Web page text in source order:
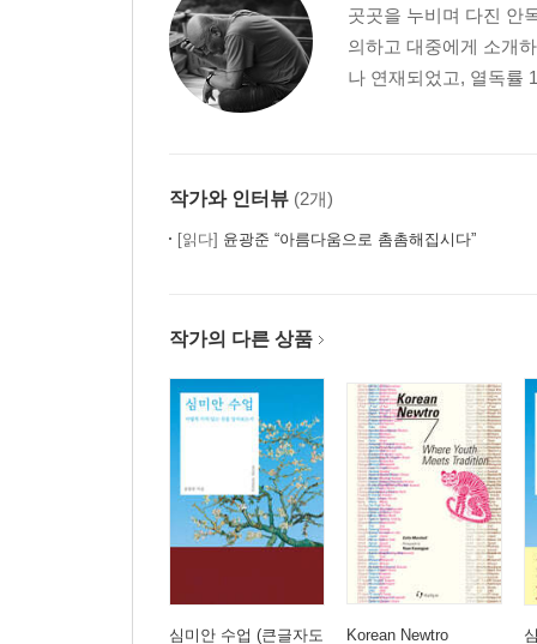
곳곳을 누비며 다진 안
의하고 대중에게 소개
나 연재되었고, 열독률
작가와 인터뷰 (2개)
[읽다] 윤광준 “아름다움으로 촘촘해집시다”
작가의 다른 상품
심미안 수업 (큰글자도
Korean Newtro